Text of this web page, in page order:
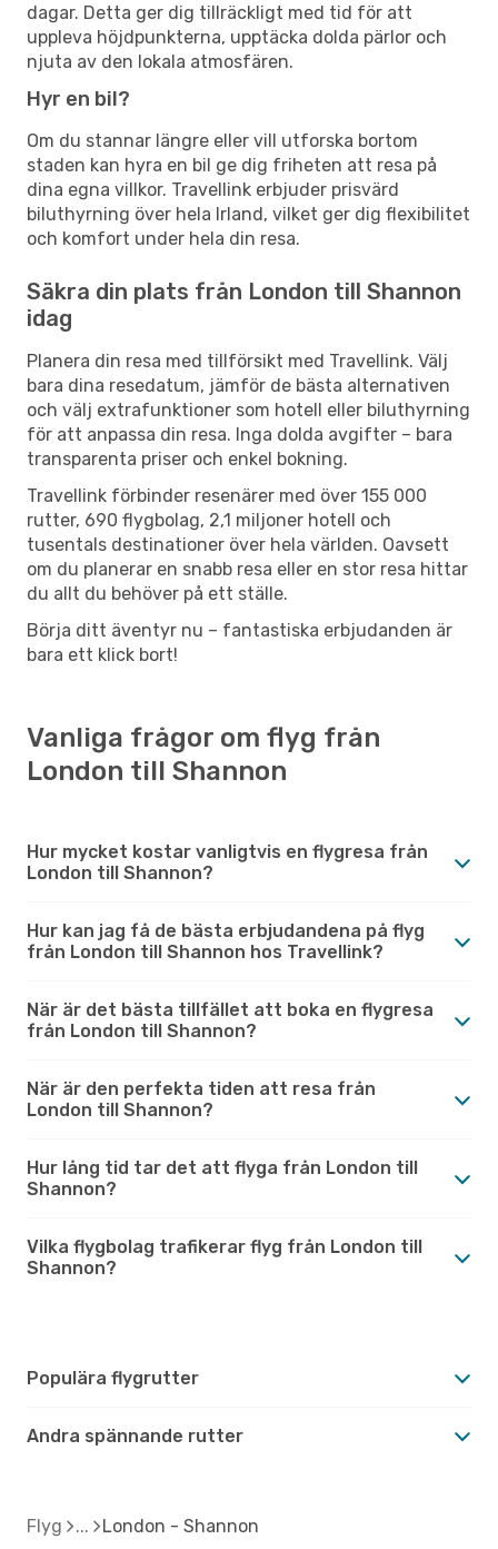
dagar. Detta ger dig tillräckligt med tid för att
uppleva höjdpunkterna, upptäcka dolda pärlor och
njuta av den lokala atmosfären.
Hyr en bil?
Om du stannar längre eller vill utforska bortom
staden kan hyra en bil ge dig friheten att resa på
dina egna villkor. Travellink erbjuder prisvärd
biluthyrning över hela Irland, vilket ger dig flexibilitet
och komfort under hela din resa.
Säkra din plats från London till Shannon
idag
Planera din resa med tillförsikt med Travellink. Välj
bara dina resedatum, jämför de bästa alternativen
och välj extrafunktioner som hotell eller biluthyrning
för att anpassa din resa. Inga dolda avgifter – bara
transparenta priser och enkel bokning.
Travellink förbinder resenärer med över 155 000
rutter, 690 flygbolag, 2,1 miljoner hotell och
tusentals destinationer över hela världen. Oavsett
om du planerar en snabb resa eller en stor resa hittar
du allt du behöver på ett ställe.
Börja ditt äventyr nu – fantastiska erbjudanden är
bara ett klick bort!
Vanliga frågor om flyg från
London till Shannon
Hur mycket kostar vanligtvis en flygresa från
London till Shannon?
Hur kan jag få de bästa erbjudandena på flyg
från London till Shannon hos Travellink?
När är det bästa tillfället att boka en flygresa
från London till Shannon?
När är den perfekta tiden att resa från
London till Shannon?
Hur lång tid tar det att flyga från London till
Shannon?
Vilka flygbolag trafikerar flyg från London till
Shannon?
Populära flygrutter
Andra spännande rutter
Flyg London - Shannon